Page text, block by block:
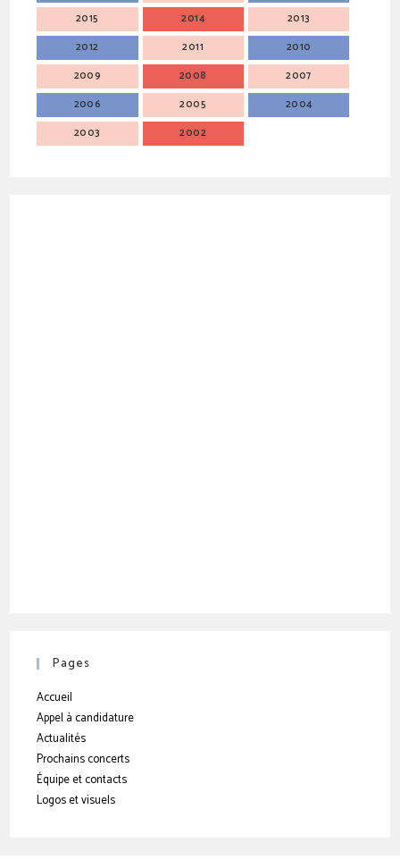
2015
2014
2013
2012
2011
2010
2009
2008
2007
2006
2005
2004
2003
2002
Pages
Accueil
Appel à candidature
Actualités
Prochains concerts
Équipe et contacts
Logos et visuels